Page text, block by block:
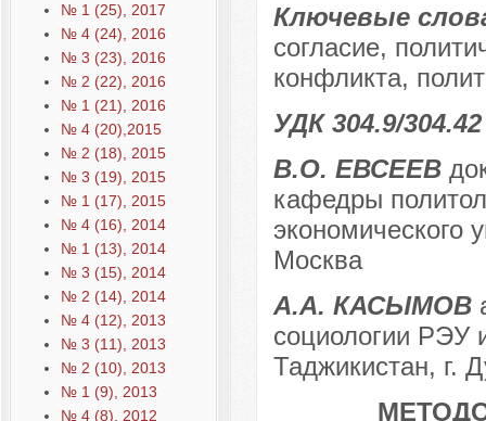
№ 1 (25), 2017
№ 4 (24), 2016
№ 3 (23), 2016
№ 2 (22), 2016
№ 1 (21), 2016
№ 4 (20),2015
№ 2 (18), 2015
№ 3 (19), 2015
№ 1 (17), 2015
№ 4 (16), 2014
№ 1 (13), 2014
№ 3 (15), 2014
№ 2 (14), 2014
№ 4 (12), 2013
№ 3 (11), 2013
№ 2 (10), 2013
№ 1 (9), 2013
№ 4 (8), 2012
Ключевые
согласие,
конфликта,
УДК 304.9/304.42
В.О. ЕВСЕЕВ
кафедры
экономического
Москва
А.А. КАСЫМОВ
социологии РЭУ
Таджикистан, г.